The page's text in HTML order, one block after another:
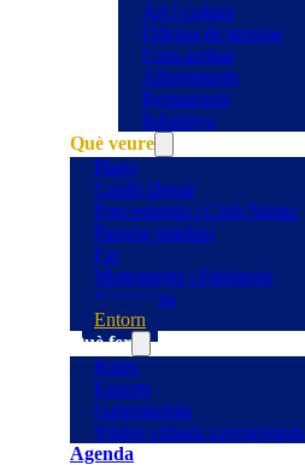
Art i cultura
Oficina de turisme
Com arribar
Allotjaments
Restaurants
Infoplaya
Què veure
Platja
Cordó Dunar
Port esportiu i Club Nàutic
Passeig marítim
Far
Monuments i Patrimoni
Naturalesa
Entorn
Què fer
Rutes
Esports
Gastronomia
Visites virtuals i recorreguts
Agenda